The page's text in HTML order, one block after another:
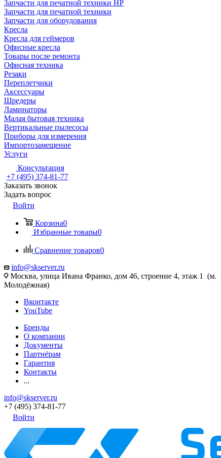
Запчасти для печатной техники HP
Запчасти для печатной техники
Запчасти для оборудования
Кресла
Кресла для геймеров
Офисные кресла
Товары после ремонта
Офисная техника
Резаки
Переплетчики
Аксессуары
Шредеры
Ламинаторы
Малая бытовая техника
Вертикальные пылесосы
Приборы для измерения
Импортозамещение
Услуги
Консультация
+7 (495) 374-81-77
Заказать звонок
Задать вопрос
Войти
Корзина0
Избранные товары0
Сравнение товаров0
info@skserver.ru
Москва, улица Ивана Франко, дом 46, строение 4, этаж 1 (м.
Молодёжная)
Вконтакте
YouTube
Бренды
О компании
Документы
Партнёрам
Гарантия
Контакты
...
info@skserver.ru
+7 (495) 374-81-77
Войти